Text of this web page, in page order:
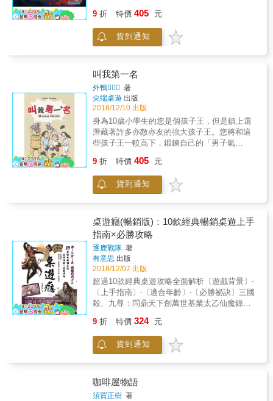
視覺神經，啟發觀察能力，其他類題型亦配有
插圖，豐富版型，增添閱讀樂趣，讓你不必花
太多時間閱讀文字，只要看圖就能動腦、推理
計算、玩遊戲，讓解題過程更有趣。
團員來守護街道的安全。團員間的契合度將是
致勝的關鍵。您，能否成立最優秀的夜警團？
外盒大小：15*10.1*3.2cm材質：紙重量：175
9 折 特價 405 元
貨到通知
叫我第一名
外鴨 著
尖端桌遊 出版
2018/12/10 出版
身為10歲小學生的您是個孩子王，但是鎮上還
潛藏著許多亦敵亦友的強大孩子王。您將和這
些孩子王一較高下，鍛鍊自己的「男子氣
& 您是一名想要稱霸全鎮的孩子王。所有的孩
子王都帶來了自己的玩具，由兩個人來一起瓜
分。若是分配有誤，搞不好反而會害自己吃
能夠透過巧妙的分配與對手和平共處嗎？又能
忍受吃虧到什麼地步呢？ & 外盒大小：
15*10.1*3.2cm 材質：紙 重量：140公克 遊戲
9 折 特價 405 元
貨到通知
桌遊癮(暢銷版)：10款經典暢銷桌遊上手
指南×必勝攻略
逐鹿戰隊 著
有意思 出版
2018/12/07 出版
超過10款經典桌遊攻略全面解析〔遊戲背景〕‧
〔上手指南〕‧〔適合年齡〕‧〔必勝祕訣〕三國
殺、九尊：問鼎天下創萬世基業太乙仙魔錄、
遊長生仙劍奇俠傳、畫壁：人、妖、鬼、神，
盪氣迴腸有情人間權力遊戲、宿命：波瀾壯闊
的西方奇幻史詩風聲：化身「007」，刺探敵方
9 折 特價 324 元
貨到通知
咖啡屋物語
須賀正樹 著